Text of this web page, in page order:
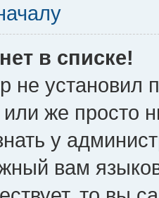
в списке!
не установил
же просто
у
вам